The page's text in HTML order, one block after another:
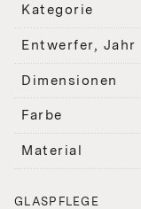
Kategorie
Entwerfer, Jahr
Dimensionen
Farbe
Material
GLASPFLEGE